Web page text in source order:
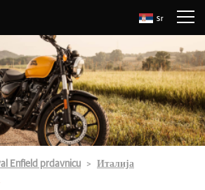
Sr
Enfield prdavnicu
Италија